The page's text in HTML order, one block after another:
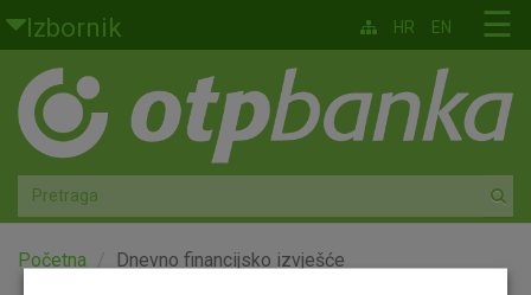
Skoči na glavni sadržaj
Izbornik
Građani
Privatno bankarstvo
Agro
Mala poduzeća i obrtnici
☰
HR EN
Početna Dnevno financijsko izvješće